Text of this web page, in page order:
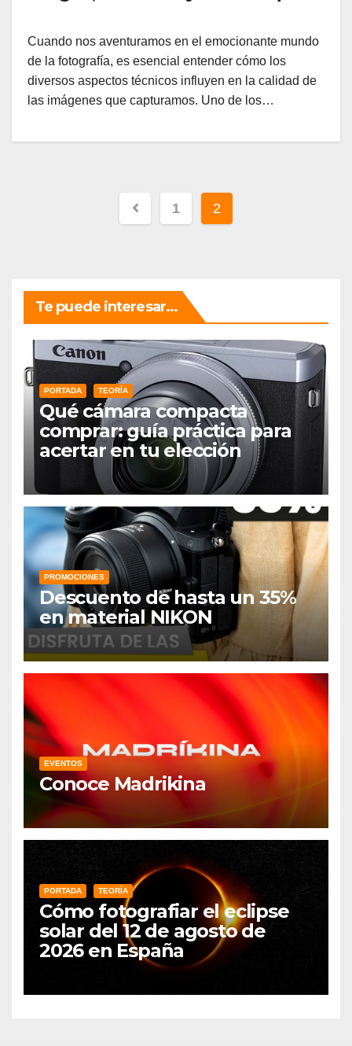
Cuando nos aventuramos en el emocionante mundo
de la fotografía, es esencial entender cómo los
diversos aspectos técnicos influyen en la calidad de
las imágenes que capturamos. Uno de los…
Paginación
de
1 2
Te puede interesar...
PORTADA TEORÍA
Qué cámara compacta
comprar: guía práctica para
acertar en tu elección
PROMOCIONES
Descuento de hasta un 35%
en material NIKON
EVENTOS
Conoce Madrikina
PORTADA TEORÍA
Cómo fotografiar el eclipse
solar del 12 de agosto de
2026 en España